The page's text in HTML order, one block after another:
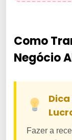
Como
Negócio
Fazer a